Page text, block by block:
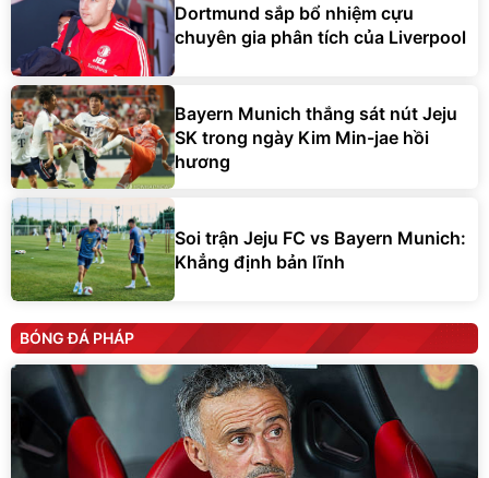
Dortmund sắp bổ nhiệm cựu
chuyên gia phân tích của Liverpool
Bayern Munich thắng sát nút Jeju
SK trong ngày Kim Min-jae hồi
hương
Soi trận Jeju FC vs Bayern Munich:
Khẳng định bản lĩnh
BÓNG ĐÁ PHÁP